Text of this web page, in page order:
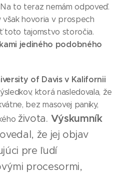
to teraz nemám odpoveď.
hovoria v prospech
toto tajomstvo storočia.
jediného podobného
of Davis v Kalifornii
ktorá nasledovala, že
bez masovej paniky,
života. Výskumník
že jej objav
pre ľudí
procesormi,